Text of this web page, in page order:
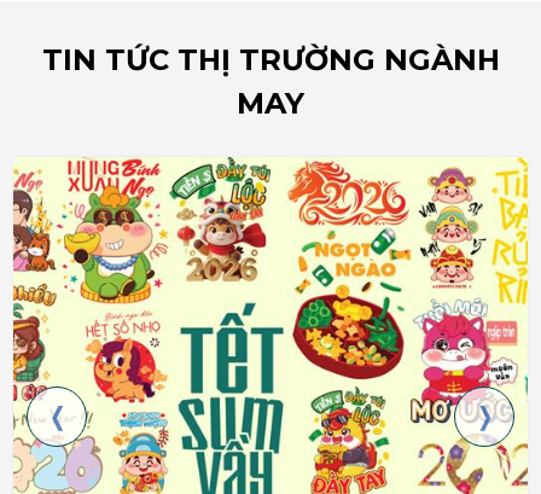
TIN TỨC THỊ TRƯỜNG NGÀNH
MAY